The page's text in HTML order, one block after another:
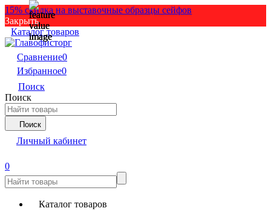
15% скидка на выставочные образцы сейфов
Закрыть
Каталог товаров
Сравнение0
Избранное0
Поиск
Поиск
Поиск
Личный кабинет
0
Каталог товаров